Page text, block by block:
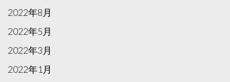
2022年8月
2022年5月
2022年3月
2022年1月